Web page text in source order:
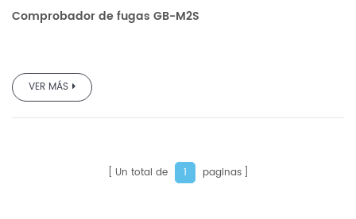
Comprobador de fugas GB-M2S
VER MÁS
Un total de 1 paginas